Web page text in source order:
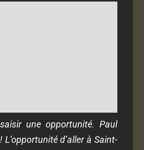
une opportunité. Paul
d’aller à Saint-